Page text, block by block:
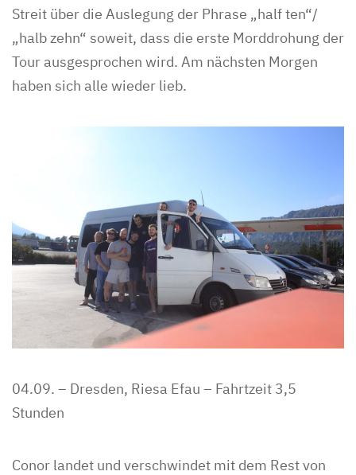
Streit über die Auslegung der Phrase „half ten“/
„halb zehn“ soweit, dass die erste Morddrohung der
Tour ausgesprochen wird. Am nächsten Morgen
haben sich alle wieder lieb.
04.09. – Dresden, Riesa Efau – Fahrtzeit 3,5
Stunden
Conor landet und verschwindet mit dem Rest von